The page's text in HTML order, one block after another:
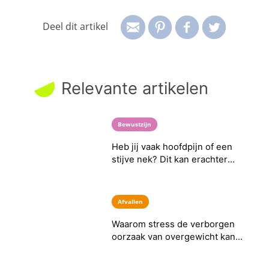
zitten
oorzaak van overgewicht kan
zijn
Bewustzijn
De voordelen van ademwerk
die bijna niemand kent
Gezond lichaam
Gefermenteerd eten: goed voor
je darmen én je mentale